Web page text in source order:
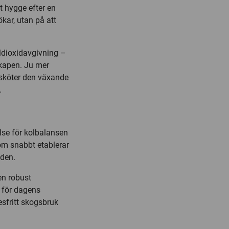
hygge efter en
utan på att
–
Ju mer
den växande
för kolbalansen
snabbt etablerar
robust
dagens
skogsbruk